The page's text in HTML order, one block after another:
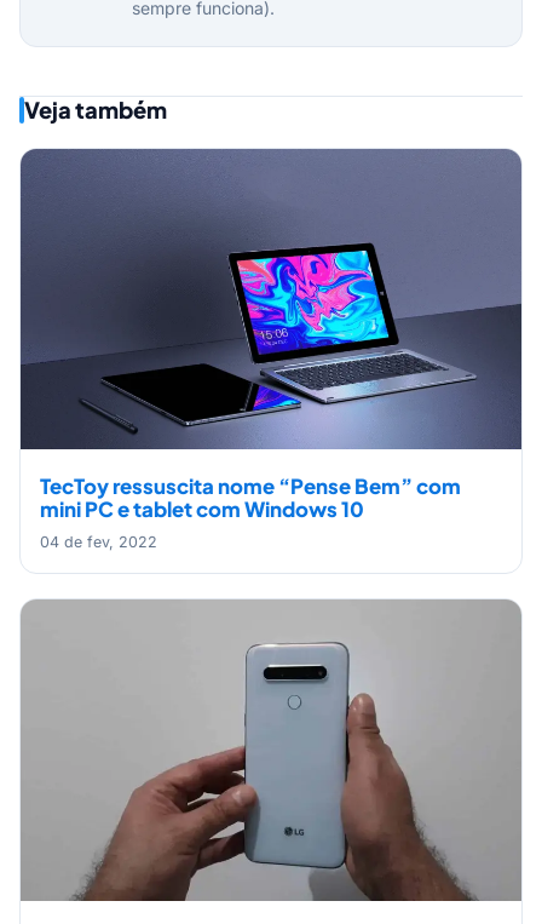
sempre funciona).
Veja também
TecToy ressuscita nome “Pense Bem” com
mini PC e tablet com Windows 10
04 de fev, 2022